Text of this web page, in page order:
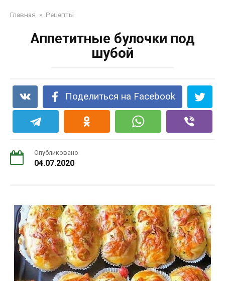
Главная » Рецепты
Аппетитные булочки под
шубой
Поделиться на Facebook
Опубликовано
04.07.2020